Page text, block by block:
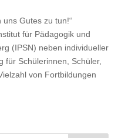
uns Gutes zu tun!“
für Pädagogik und
(IPSN) neben individueller
für Schülerinnen, Schüler,
von Fortbildungen